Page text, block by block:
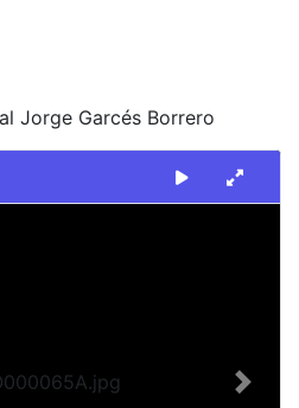
Jorge Garcés Borrero
Next